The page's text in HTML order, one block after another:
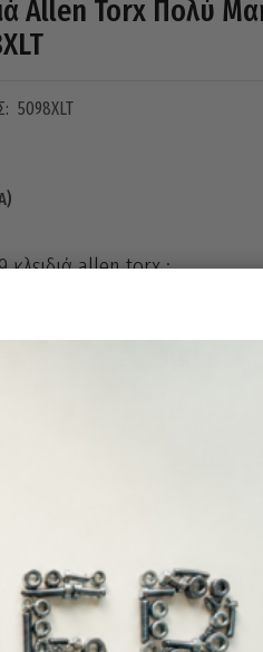
Allen Torx Πολύ
5098XLT
κλειδιά allen torx :
Τ20Η – Τ25Η – Τ27Η – Τ30Η